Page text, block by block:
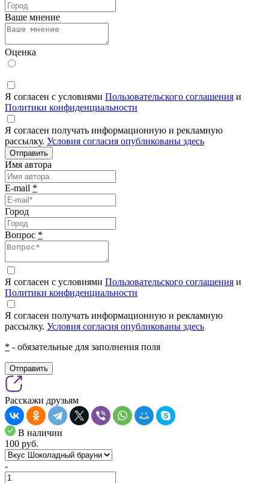
Ваше мнение
Оценка
Я согласен с условиями Пользовательского соглашения и
Политики конфиденциальности
Я согласен получать информационную и рекламную
рассылку. Условия согласия опубликованы здесь
Отправить
Имя автора
E-mail *
Город
Вопрос *
Я согласен с условиями Пользовательского соглашения и
Политики конфиденциальности
Я согласен получать информационную и рекламную
рассылку. Условия согласия опубликованы здесь
* - обязательные для заполнения поля
Отправить
Расскажи друзьям
В наличии
100 pуб.
-